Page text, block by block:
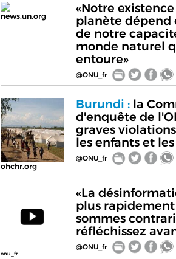
news.un.org
«Notre
planète
de notre
monde naturel
entoure»
@ONU_fr
ohchr.org
Burundi :la
d'enquête de
graves
les enfants et
@ONU_fr
onu_fr
«La
plus
sommes
réfléchissez
@ONU_fr